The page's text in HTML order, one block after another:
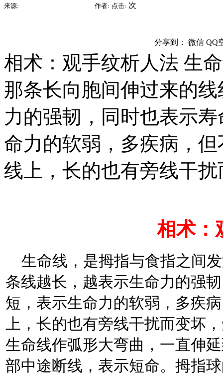
来源: 作者: 点击: 次
分享到： 微信 QQ
相术：观手纹析人法 生
那条长向胞间伸过来的
力的强韧，同时也表示
命力的软弱，多疾病，
线上，长的也有旁线干
相术：
生命线，是拇指与食指之间
条线越长，越表示生命力的强
短，表示生命力的软弱，多疾
上，长的也有旁线干扰而变坏
生命线作弧形大弯曲，一直伸
部中途断线，表示短命。拇指